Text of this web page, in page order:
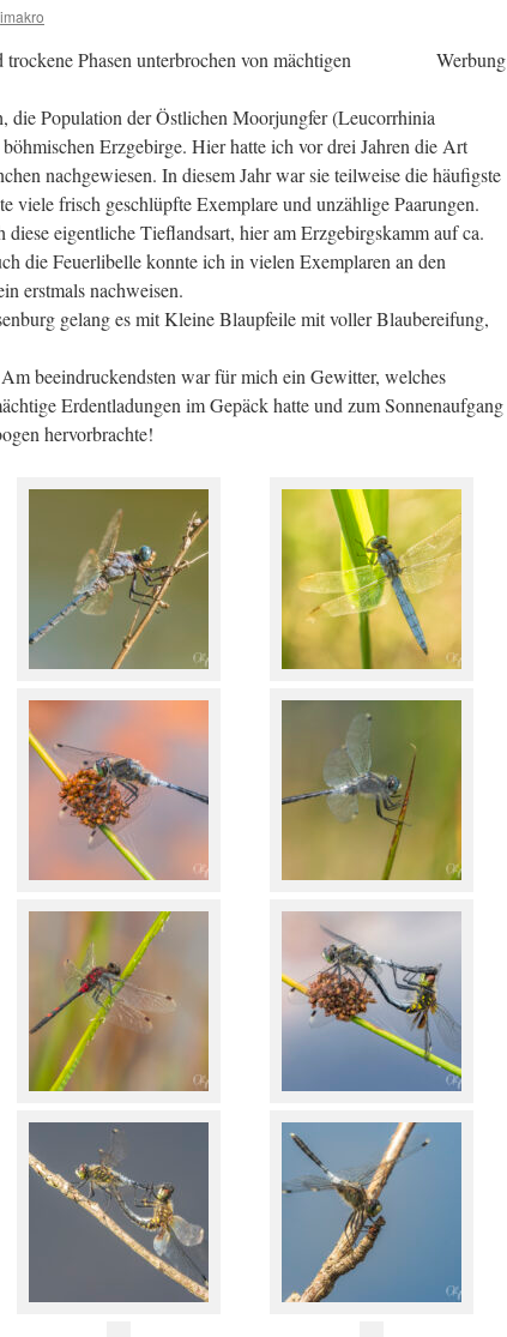
Werbung
Phasen unterbrochen von mächtigen
die Population der Östlichen Moorjungfer (Leucorrhinia
Erzgebirge. Hier hatte ich vor drei Jahren die Art
nachgewiesen. In diesem Jahr war sie teilweise die häufigste
viele frisch geschlüpfte Exemplare und unzählige Paarungen.
diese eigentliche Tieflandsart, hier am Erzgebirgskamm auf ca.
die Feuerlibelle konnte ich in vielen Exemplaren an den
erstmals nachweisen.
gelang es mit Kleine Blaupfeile mit voller Blaubereifung,
beeindruckendsten war für mich ein Gewitter, welches
Erdentladungen im Gepäck hatte und zum Sonnenaufgang
hervorbrachte!